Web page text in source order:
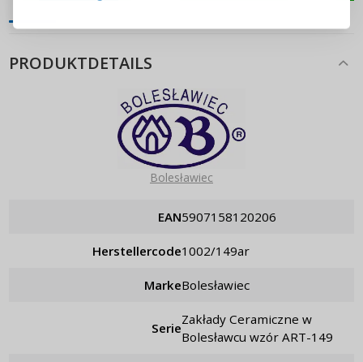
PRODUKTDETAILS
Bolesławiec
EAN 5907158120206
Herstellercode 1002/149ar
Marke Bolesławiec
Serie
Zakłady Ceramiczne w
Bolesławcu wzór ART-149
Passwort erinnern